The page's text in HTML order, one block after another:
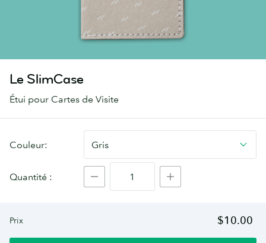
Le SlimCase
Étui pour Cartes de Visite
pour
de
Couleur: Gris
Quantité :
Prix $10.00